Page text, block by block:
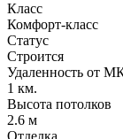
Класс
Комфорт-класс
Статус
Строится
Удаленность от
1 км.
Высота потолков
2.6 м